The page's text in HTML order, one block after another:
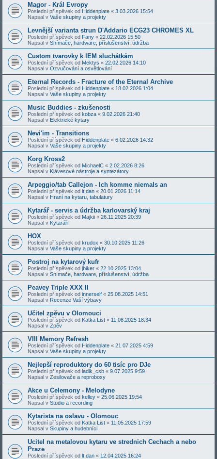
Magor - Král Evropy
Poslední příspěvek od Hiddenplate « 3.03.2026 15:54
Napsal v Vaše skupiny a projekty
Levnější varianta strun D'Addario ECG23 CHROMES XL
Poslední příspěvek od Fany « 22.02.2026 15:50
Napsal v Snímače, hardware, příslušenství, údržba
Custom tvarovky k IEM sluchátkám
Poslední příspěvek od Mektys « 22.02.2026 14:10
Napsal v Ozvučování a osvětlování
Eternal Records - Fracture of the Eternal Archive
Poslední příspěvek od Hiddenplate « 18.02.2026 1:04
Napsal v Vaše skupiny a projekty
Music Buddies - zkušenosti
Poslední příspěvek od kobza « 9.02.2026 21:40
Napsal v Elektrické kytary
Nevi'im - Transitions
Poslední příspěvek od Hiddenplate « 6.02.2026 14:32
Napsal v Vaše skupiny a projekty
Korg Kross2
Poslední příspěvek od MichaelC « 2.02.2026 8:26
Napsal v Klávesové nástroje a syntezátory
Arpeggio/tab Callejon - Ich komme niemals an
Poslední příspěvek od lt.dan « 20.01.2026 11:14
Napsal v Hraní na kytaru, tabulatury
Kytarář - servis a údržba karlovarský kraj
Poslední příspěvek od Majkii « 26.11.2025 20:39
Napsal v Kytaráři
HOX
Poslední příspěvek od krudox « 30.10.2025 11:26
Napsal v Vaše skupiny a projekty
Postroj na kytarový kufr
Poslední příspěvek od jbiker « 22.10.2025 13:04
Napsal v Snímače, hardware, příslušenství, údržba
Peavey Triple XXX II
Poslední příspěvek od innerself « 25.08.2025 14:51
Napsal v Recenze Vaší výbavy
Učitel zpěvu v Olomouci
Poslední příspěvek od Katka List « 11.08.2025 18:34
Napsal v Zpěv
VIII Memory Refresh
Poslední příspěvek od Hiddenplate « 21.07.2025 4:59
Napsal v Vaše skupiny a projekty
Nejlepší reproduktory do 60 tisíc pro DJe
Poslední příspěvek od ladik_csb « 9.07.2025 9:59
Napsal v Zesilovače a reproboxy
Akce u Celemony - Melodyne
Poslední příspěvek od kelley « 25.06.2025 19:54
Napsal v Studio a recording
Kytarista na oslavu - Olomouc
Poslední příspěvek od Katka List « 11.05.2025 17:59
Napsal v Skupiny a hudebníci
Ucitel na metalovou kytaru ve strednich Cechach a nebo
Praze
Poslední příspěvek od lt.dan « 12.04.2025 16:24